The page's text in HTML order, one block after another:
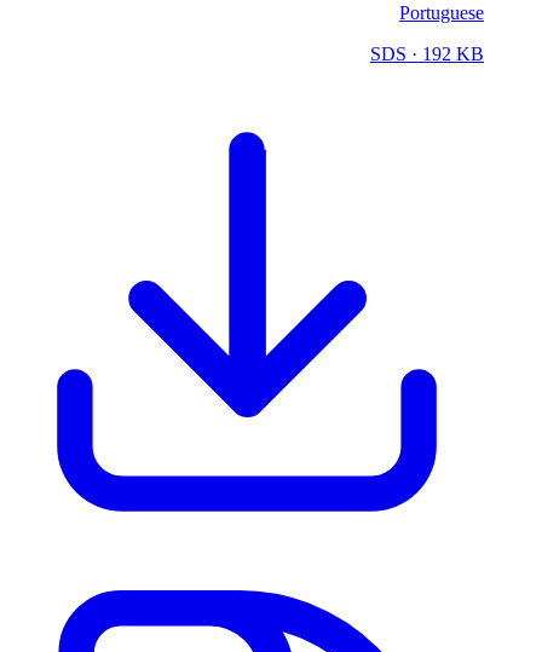
Portuguese
SDS · 192 KB